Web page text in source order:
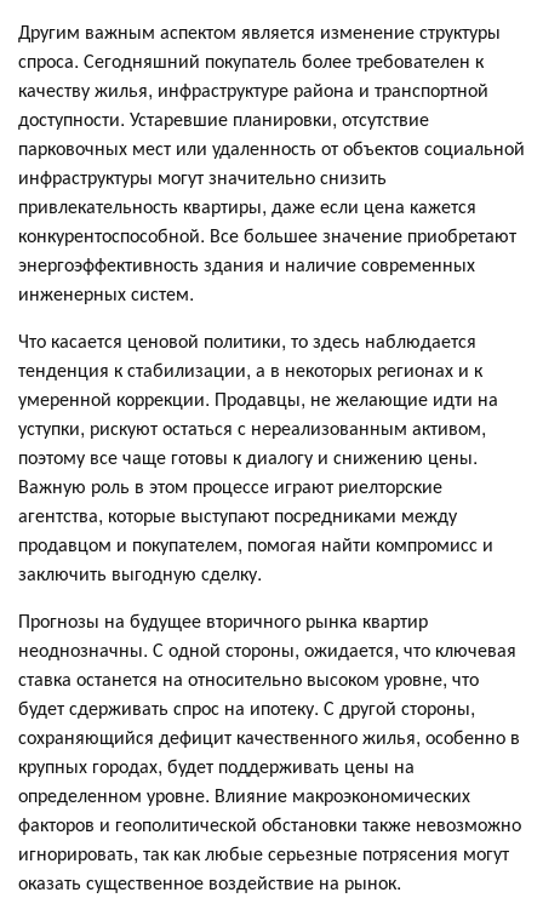
Другим важным аспектом является изменение структуры
спроса. Сегодняшний покупатель более требователен к
качеству жилья, инфраструктуре района и транспортной
доступности. Устаревшие планировки, отсутствие
парковочных мест или удаленность от объектов социальной
инфраструктуры могут значительно снизить
привлекательность квартиры, даже если цена кажется
конкурентоспособной. Все большее значение приобретают
энергоэффективность здания и наличие современных
инженерных систем.
Что касается ценовой политики, то здесь наблюдается
тенденция к стабилизации, а в некоторых регионах и к
умеренной коррекции. Продавцы, не желающие идти на
уступки, рискуют остаться с нереализованным активом,
поэтому все чаще готовы к диалогу и снижению цены.
Важную роль в этом процессе играют риелторские
агентства, которые выступают посредниками между
продавцом и покупателем, помогая найти компромисс и
заключить выгодную сделку.
Прогнозы на будущее вторичного рынка квартир
неоднозначны. С одной стороны, ожидается, что ключевая
ставка останется на относительно высоком уровне, что
будет сдерживать спрос на ипотеку. С другой стороны,
сохраняющийся дефицит качественного жилья, особенно в
крупных городах, будет поддерживать цены на
определенном уровне. Влияние макроэкономических
факторов и геополитической обстановки также невозможно
игнорировать, так как любые серьезные потрясения могут
оказать существенное воздействие на рынок.